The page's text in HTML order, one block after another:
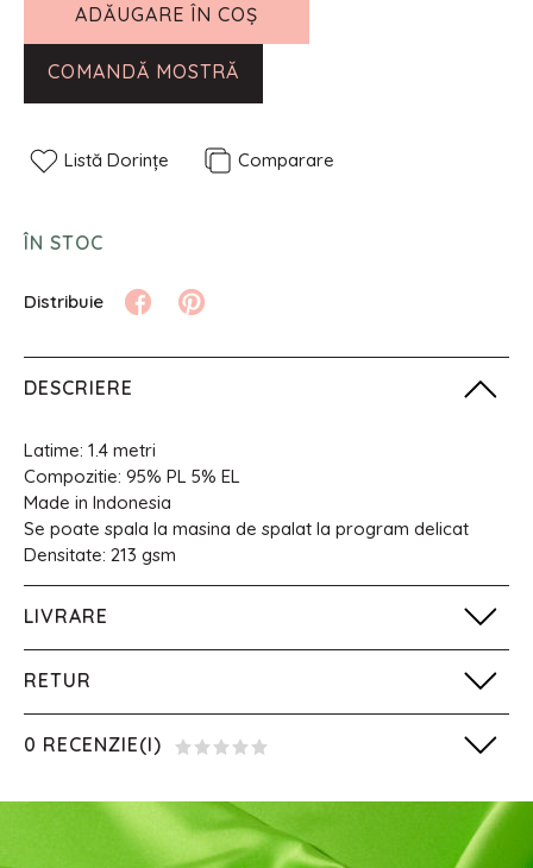
ADĂUGARE ÎN COȘ
COMANDĂ MOSTRĂ
Listă Dorințe Comparare
ÎN STOC
DESCRIERE
Latime: 1.4 metri
Compozitie: 95% PL 5% EL
Made in Indonesia
Se poate spala la masina de spalat la program delicat
Densitate: 213 gsm
LIVRARE
RETUR
0 RECENZIE(I)